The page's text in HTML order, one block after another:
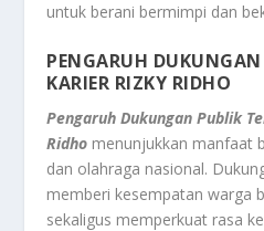
untuk berani bermimpi dan
PENGARUH
KARIER RIZKY RIDHO
Pengaruh Dukungan Publik
Ridho menunjukkan manfaat
dan olahraga nasional.
memberi kesempatan warga
sekaligus memperkuat rasa